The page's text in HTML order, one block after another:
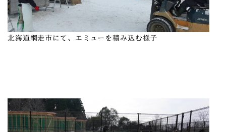
北海道網走市にて、エミューを積み込む様子